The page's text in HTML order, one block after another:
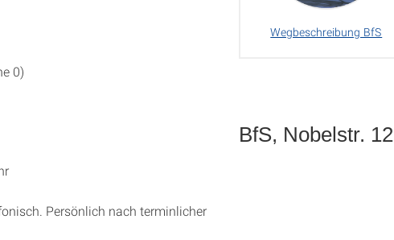
Wegbeschreibung BfS
0)
BfS, Nobelstr. 12
Persönlich nach terminlicher